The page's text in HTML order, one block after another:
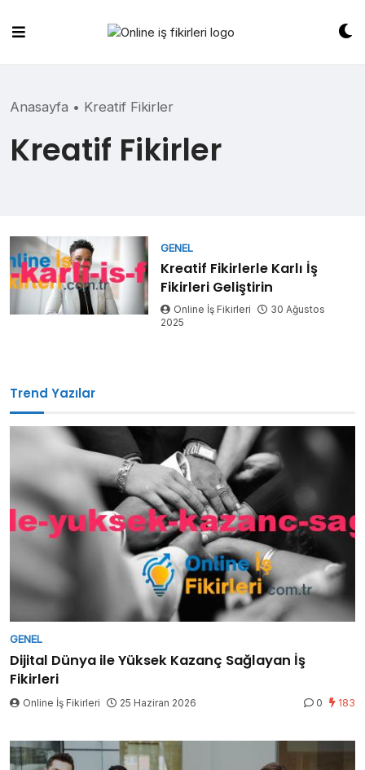
content
Anasayfa • Kreatif Fikirler
Kreatif Fikirler
GENEL
Kreatif Fikirlerle Karlı İş
Fikirleri Geliştirin
Online İş Fikirleri
30 Ağustos
2025
Trend Yazılar
GENEL
Dijital Dünya ile Yüksek Kazanç Sağlayan İş
Fikirleri
Online İş Fikirleri 25 Haziran 2026 0 183